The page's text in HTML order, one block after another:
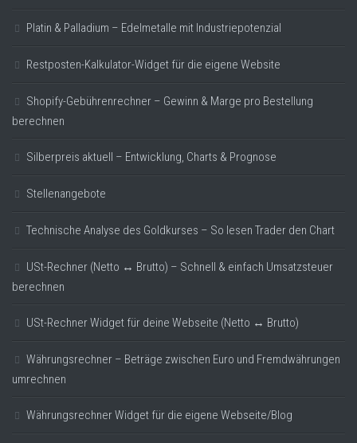
Platin & Palladium – Edelmetalle mit Industriepotenzial
Restposten-Kalkulator-Widget für die eigene Website
Shopify-Gebührenrechner – Gewinn & Marge pro Bestellung
berechnen
Silberpreis aktuell – Entwicklung, Charts & Prognose
Stellenangebote
Technische Analyse des Goldkurses – So lesen Trader den Chart
USt-Rechner (Netto ↔ Brutto) – Schnell & einfach Umsatzsteuer
berechnen
USt-Rechner Widget für deine Webseite (Netto ↔ Brutto)
Währungsrechner – Beträge zwischen Euro und Fremdwährungen
umrechnen
Währungsrechner Widget für die eigene Webseite/Blog